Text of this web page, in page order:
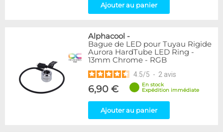
2
15
3
Mayhems
12
Monsoon
3
Tygon
XSPC
7
Ajouter au panier
Alphacool -
Bague de LED pour Tuyau Rigide
Aurora HardTube LED Ring -
13mm Chrome - RGB
4.5/5 - 2 avis
6,90 €
En stock
Expédition immédiate
Ajouter au panier